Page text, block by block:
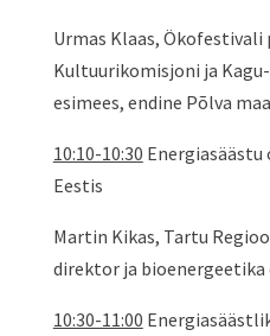
Urmas Klaas,
Kultuurikomisjoni ja
esimees, endine Põlva
10:10-10:30
Eestis
Martin Kikas, Tartu
direktor ja bioenergeetika
10:30-11:00